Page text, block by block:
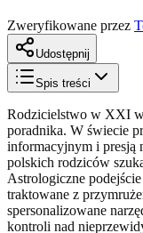
Zweryfikowane przez
Udostępnij
Spis treści
Rodzicielstwo w XXI
poradnika. W świecie
informacyjnym i presją
polskich rodziców
Astrologiczne
traktowane z
spersonalizowane
kontroli nad